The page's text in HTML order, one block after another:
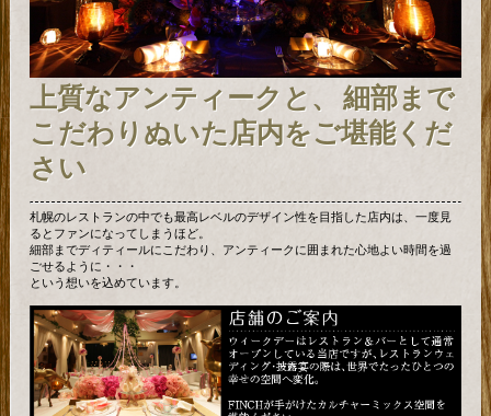
上質なアンティークと、 細部まで
こだわりぬいた店内をご堪能くだ
さい
札幌のレストランの中でも最高レベルのデザイン性を目指した店内は、一度見
るとファンになってしまうほど。
細部までディティールにこだわり、アンティークに囲まれた心地よい時間を過
ごせるように・・・
という想いを込めています。